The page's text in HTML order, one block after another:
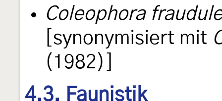
Coleophora
[synonymisiert mit
(1982)]
4.3. Faunistik